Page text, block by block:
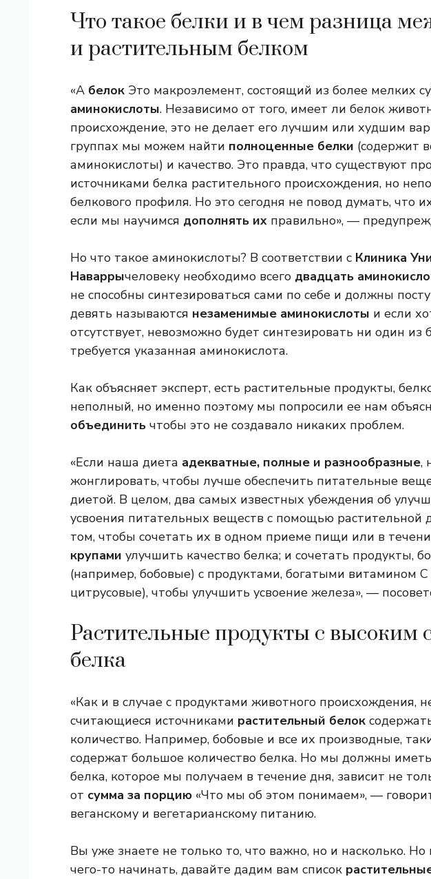
Что такое белки и в чем разница
и растительным белком
«А белок Это макроэлемент, состоящий из более мелких
аминокислоты. Независимо от того, имеет ли белок
происхождение, это не делает его лучшим или худшим
группах мы можем найти полноценные белки (содержит
аминокислоты) и качество. Это правда, что существуют
источниками белка растительного происхождения, но
белкового профиля. Но это сегодня не повод думать, что
если мы научимся дополнять их правильно», —
Но что такое аминокислоты? В соответствии с Клиника
Наваррычеловеку необходимо всего двадцать
не способны синтезироваться сами по себе и должны
девять называются незаменимые аминокислоты и если
отсутствует, невозможно будет синтезировать ни один из
требуется указанная аминокислота.
Как объясняет эксперт, есть растительные продукты,
неполный, но именно поэтому мы попросили ее нам
объединить чтобы это не создавало никаких проблем.
«Если наша диета адекватные, полные и разнообразные,
жонглировать, чтобы лучше обеспечить питательные
диетой. В целом, два самых известных убеждения об
усвоения питательных веществ с помощью растительной
том, чтобы сочетать их в одном приеме пищи или в
крупами улучшить качество белка; и сочетать продукты,
(например, бобовые) с продуктами, богатыми витамином
цитрусовые), чтобы улучшить усвоение железа», —
Растительные продукты с высоким
белка
«Как и в случае с продуктами животного происхождения,
считающиеся источниками растительный белок
количество. Например, бобовые и все их производные,
содержат большое количество белка. Но мы должны иметь
белка, которое мы получаем в течение дня, зависит не
от сумма за порцию «Что мы об этом понимаем», —
веганскому и вегетарианскому питанию.
Вы уже знаете не только то, что важно, но и насколько.
чего-то начинать, давайте дадим вам список